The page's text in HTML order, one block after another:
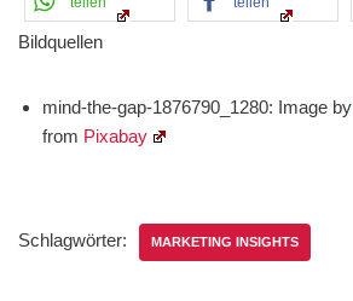
Bildquellen
mind-the-gap-1876790_1280: Image by
from Pixabay
Schlagwörter: MARKETING INSIGHTS